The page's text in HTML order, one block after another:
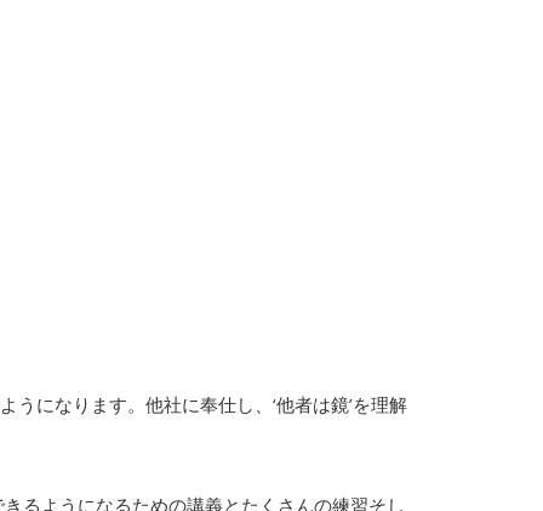
になります。他社に奉仕し、‘他者は鏡’を理解
るようになるための講義とたくさんの練習そし